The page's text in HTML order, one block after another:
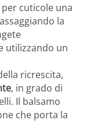
per cuticole una
la
utilizzando un
ricrescita,
, in grado di
Il balsamo
che porta la